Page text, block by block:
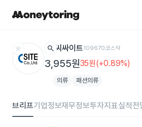
star search 씨싸이트109670코스닥
3,955원35원(+0.89%)
의류 패션의류
브리프기업정보재무정보투자지표실적전